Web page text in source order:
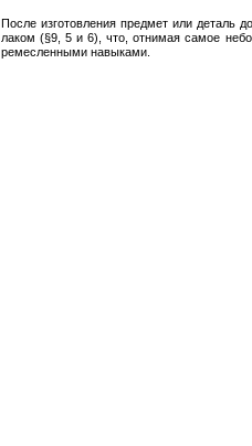
После изготовления предмет или деталь
лаком (§9, 5 и 6), что, отнимая самое
ремесленными навыками.